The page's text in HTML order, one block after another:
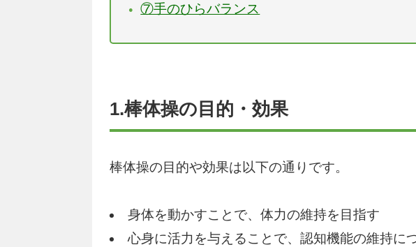
⑦手のひらバランス
1.棒体操の目的・効果
棒体操の目的や効果は以下の通りです。
身体を動かすことで、体力の維持を目指す
心身に活力を与えることで、認知機能の維持に